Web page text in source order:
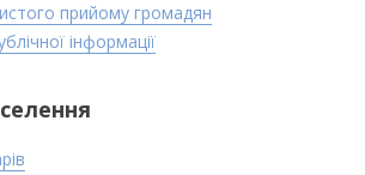
прийому громадян
інформації